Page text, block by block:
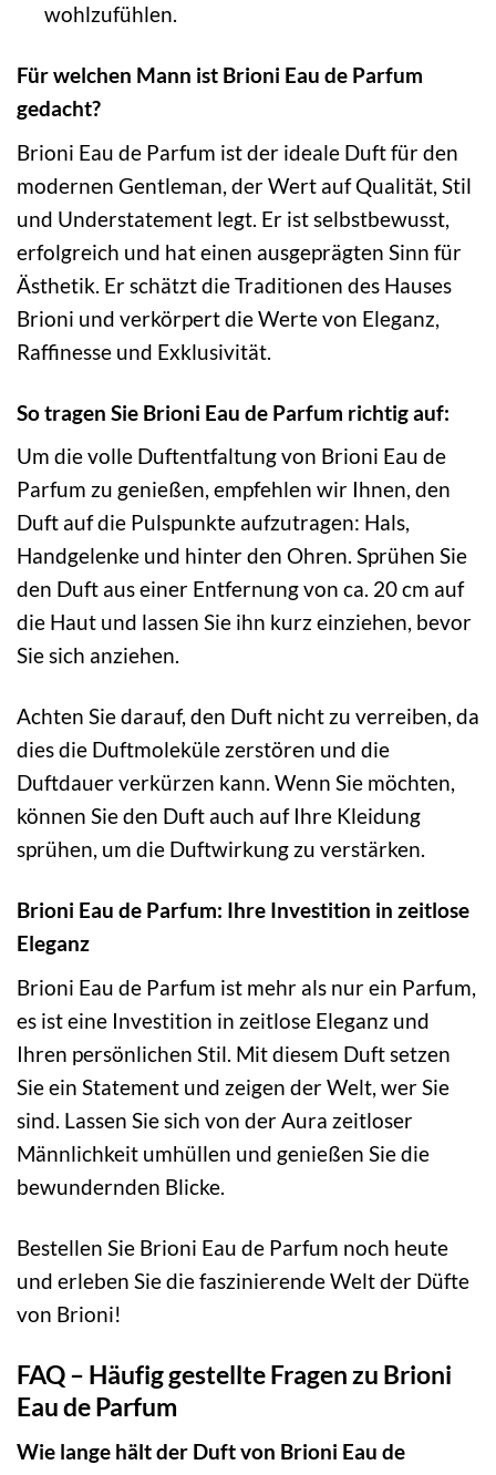
wohlzufühlen.
Für welchen Mann ist Brioni Eau de Parfum
gedacht?
Brioni Eau de Parfum ist der ideale Duft für den
modernen Gentleman, der Wert auf Qualität, Stil
und Understatement legt. Er ist selbstbewusst,
erfolgreich und hat einen ausgeprägten Sinn für
Ästhetik. Er schätzt die Traditionen des Hauses
Brioni und verkörpert die Werte von Eleganz,
Raffinesse und Exklusivität.
So tragen Sie Brioni Eau de Parfum richtig auf:
Um die volle Duftentfaltung von Brioni Eau de
Parfum zu genießen, empfehlen wir Ihnen, den
Duft auf die Pulspunkte aufzutragen: Hals,
Handgelenke und hinter den Ohren. Sprühen Sie
den Duft aus einer Entfernung von ca. 20 cm auf
die Haut und lassen Sie ihn kurz einziehen, bevor
Sie sich anziehen.
Achten Sie darauf, den Duft nicht zu verreiben, da
dies die Duftmoleküle zerstören und die
Duftdauer verkürzen kann. Wenn Sie möchten,
können Sie den Duft auch auf Ihre Kleidung
sprühen, um die Duftwirkung zu verstärken.
Brioni Eau de Parfum: Ihre Investition in zeitlose
Eleganz
Brioni Eau de Parfum ist mehr als nur ein Parfum,
es ist eine Investition in zeitlose Eleganz und
Ihren persönlichen Stil. Mit diesem Duft setzen
Sie ein Statement und zeigen der Welt, wer Sie
sind. Lassen Sie sich von der Aura zeitloser
Männlichkeit umhüllen und genießen Sie die
bewundernden Blicke.
Bestellen Sie Brioni Eau de Parfum noch heute
und erleben Sie die faszinierende Welt der Düfte
von Brioni!
FAQ – Häufig gestellte Fragen zu Brioni
Eau de Parfum
Wie lange hält der Duft von Brioni Eau de